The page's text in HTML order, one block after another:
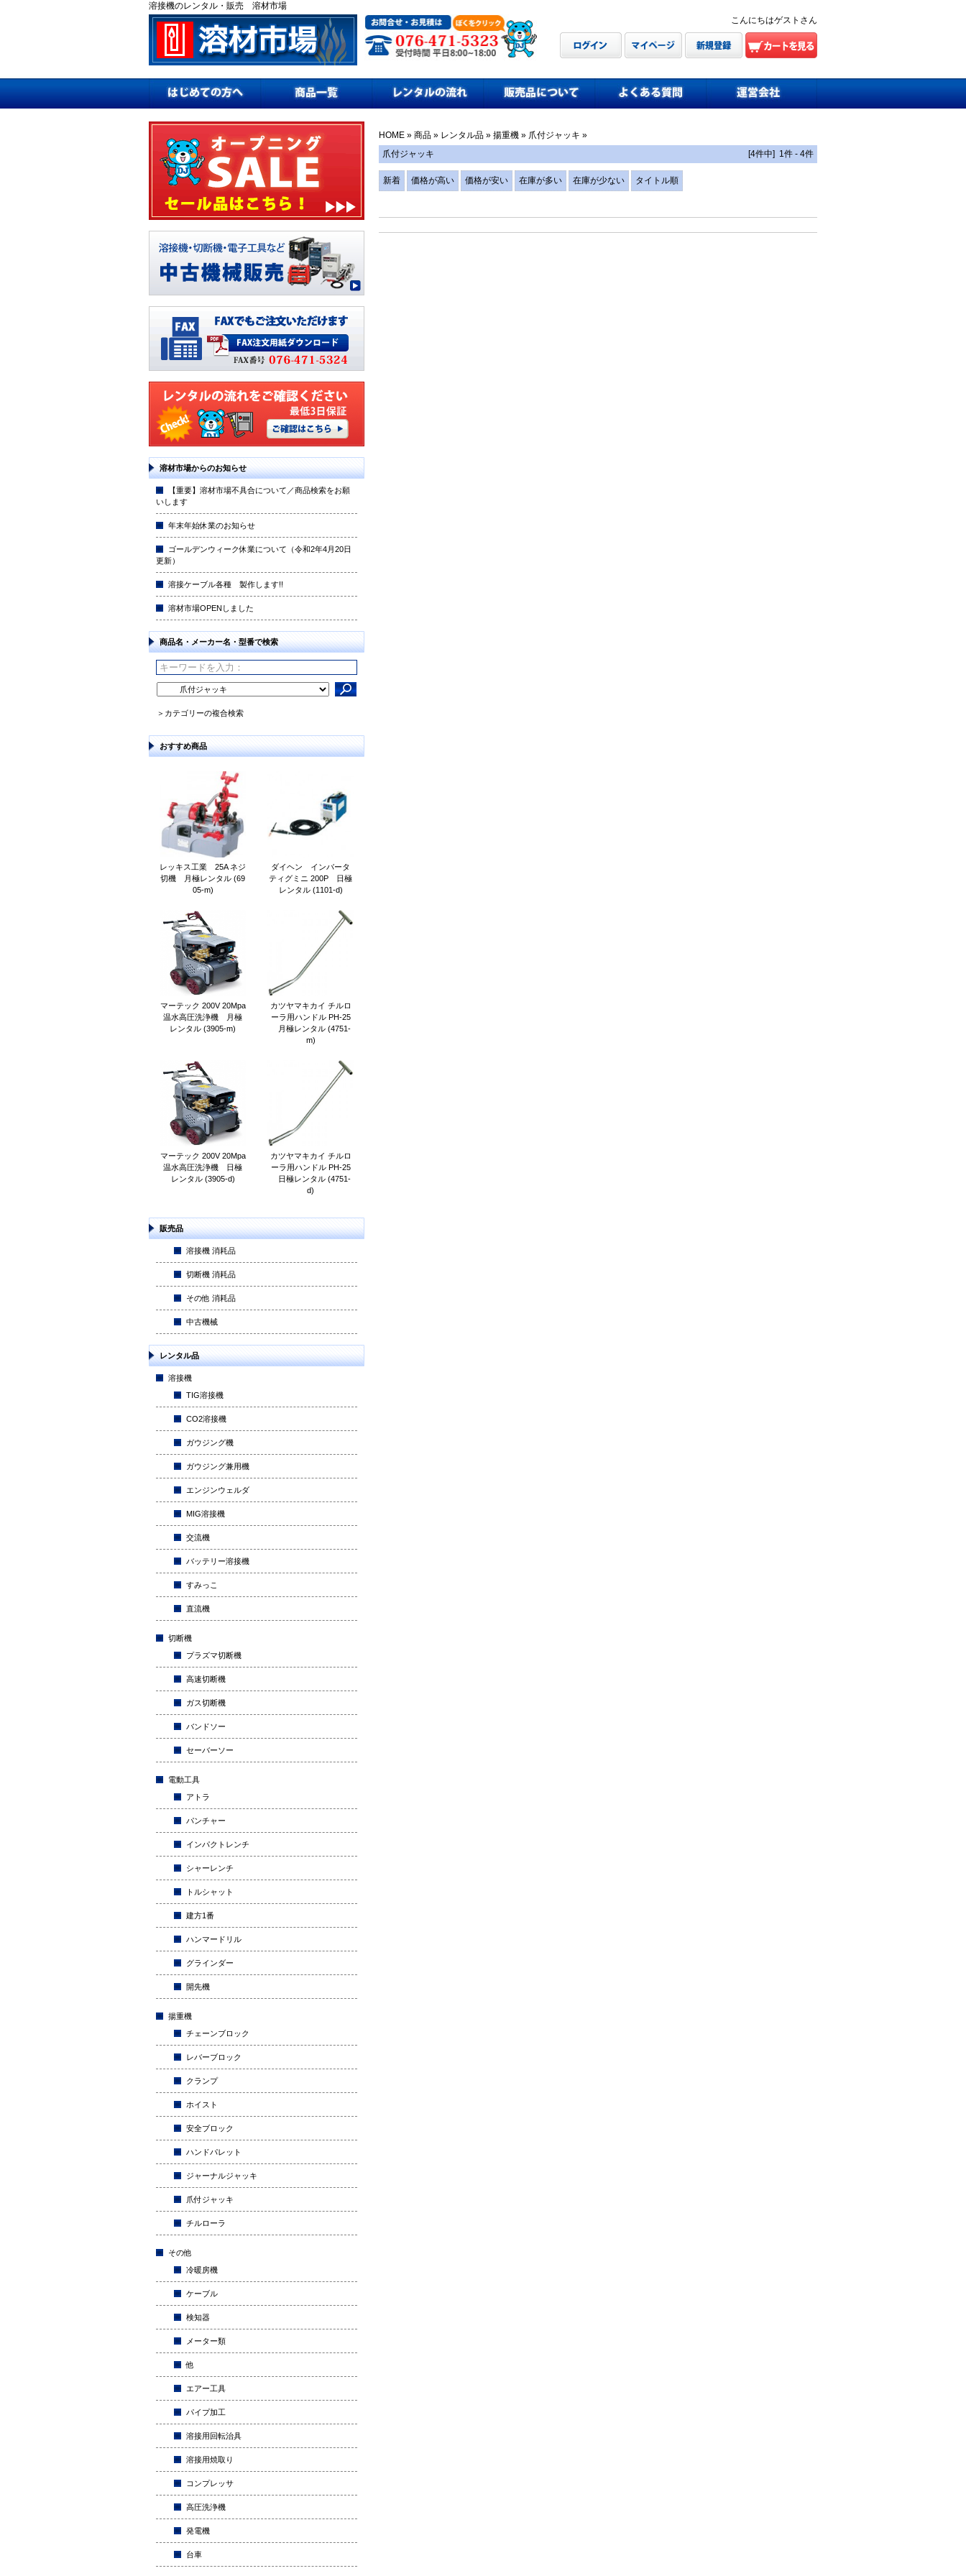
溶接機のレンタル・販売 溶材市場
こんにちはゲストさん
溶材市場からのお知らせ
【重要】溶材市場不具合について／商品検索をお願
いします
年末年始休業のお知らせ
ゴールデンウィーク休業について（令和2年4月20日
更新）
溶接ケーブル各種 製作します!!
溶材市場OPENしました
商品名・メーカー名・型番で検索
＞カテゴリーの複合検索
おすすめ商品
レッキス工業 25A ネジ
切機 月極レンタル (69
05-m)
ダイヘン インバータ
ティグミニ 200P 日極
レンタル (1101-d)
マーテック 200V 20Mpa
温水高圧洗浄機 月極
レンタル (3905-m)
カツヤマキカイ チルロ
ーラ用ハンドル PH-25
月極レンタル (4751-
m)
マーテック 200V 20Mpa
温水高圧洗浄機 日極
レンタル (3905-d)
カツヤマキカイ チルロ
ーラ用ハンドル PH-25
日極レンタル (4751-
d)
販売品
溶接機 消耗品
切断機 消耗品
その他 消耗品
中古機械
レンタル品
溶接機
TIG溶接機
CO2溶接機
ガウジング機
ガウジング兼用機
エンジンウェルダ
MIG溶接機
交流機
バッテリー溶接機
すみっこ
直流機
切断機
プラズマ切断機
高速切断機
ガス切断機
バンドソー
セーバーソー
電動工具
アトラ
パンチャー
インパクトレンチ
シャーレンチ
トルシャット
建方1番
ハンマードリル
グラインダー
開先機
揚重機
チェーンブロック
レバーブロック
クランプ
ホイスト
安全ブロック
ハンドパレット
ジャーナルジャッキ
爪付ジャッキ
チルローラ
その他
冷暖房機
ケーブル
検知器
メーター類
他
エアー工具
パイプ加工
溶接用回転治具
溶接用焼取り
コンプレッサ
高圧洗浄機
発電機
台車
HOME » 商品 » レンタル品 » 揚重機 » 爪付ジャッキ »
爪付ジャッキ
[4件中] 1件 - 4件
新着 価格が高い 価格が安い 在庫が多い 在庫が少ない タイトル順